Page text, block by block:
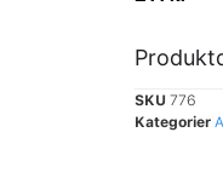
SKU 776
Kategorier